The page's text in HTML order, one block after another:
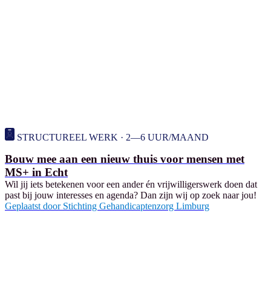
STRUCTUREEL WERK · 2—6 UUR/MAAND
Bouw mee aan een nieuw thuis voor mensen met
MS+ in Echt
Wil jij iets betekenen voor een ander én vrijwilligerswerk doen dat
past bij jouw interesses en agenda? Dan zijn wij op zoek naar jou!
Geplaatst door Stichting Gehandicaptenzorg Limburg